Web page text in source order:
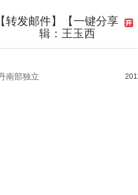
转发邮件】
【一键分享
辑：王玉西
南部独立